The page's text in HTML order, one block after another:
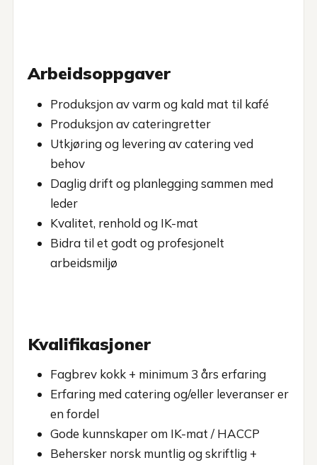
Arbeidsoppgaver
Produksjon av varm og kald mat til kafé
Produksjon av cateringretter
Utkjøring og levering av catering ved
behov
Daglig drift og planlegging sammen med
leder
Kvalitet, renhold og IK-mat
Bidra til et godt og profesjonelt
arbeidsmiljø
Kvalifikasjoner
Fagbrev kokk + minimum 3 års erfaring
Erfaring med catering og/eller leveranser er
en fordel
Gode kunnskaper om IK-mat / HACCP
Behersker norsk muntlig og skriftlig +